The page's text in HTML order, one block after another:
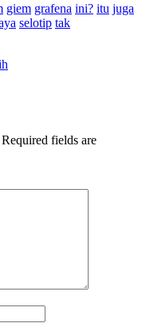
giem grafena ini? itu juga
selotip tak
Required fields are